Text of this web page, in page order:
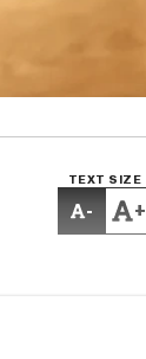
TEXT SIZE
- +